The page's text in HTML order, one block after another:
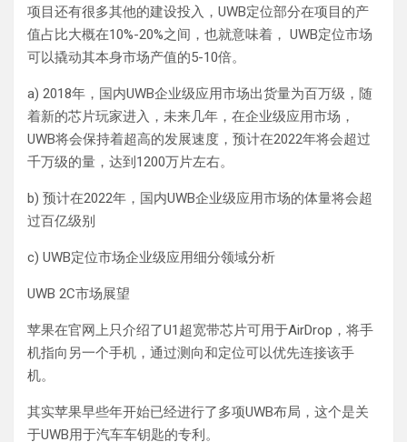
项目还有很多其他的建设投入，UWB定位部分在项目的产
值占比大概在10%-20%之间，也就意味着， UWB定位市场
可以撬动其本身市场产值的5-10倍。
a) 2018年，国内UWB企业级应用市场出货量为百万级，随
着新的芯片玩家进入，未来几年，在企业级应用市场，
UWB将会保持着超高的发展速度，预计在2022年将会超过
千万级的量，达到1200万片左右。
b) 预计在2022年，国内UWB企业级应用市场的体量将会超
过百亿级别
c) UWB定位市场企业级应用细分领域分析
UWB 2C市场展望
苹果在官网上只介绍了U1超宽带芯片可用于AirDrop，将手
机指向另一个手机，通过测向和定位可以优先连接该手
机。
其实苹果早些年开始已经进行了多项UWB布局，这个是关
于UWB用于汽车车钥匙的专利。